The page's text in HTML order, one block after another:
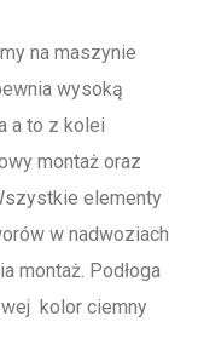
na maszynie
wysoką
a to z kolei
montaż oraz
elementy
w nadwoziach
montaż. Podłoga
kolor ciemny